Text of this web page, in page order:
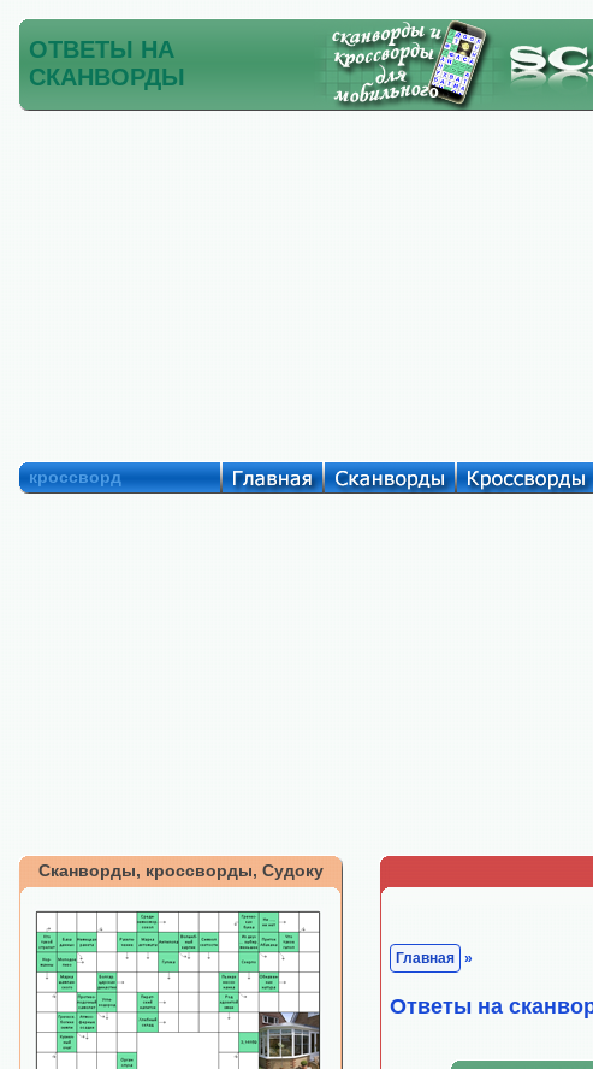
ОТВЕТЫ НА
СКАНВОРДЫ
кроссворд
Сканворды, кроссворды, Судоку
Главная »
Ответы на